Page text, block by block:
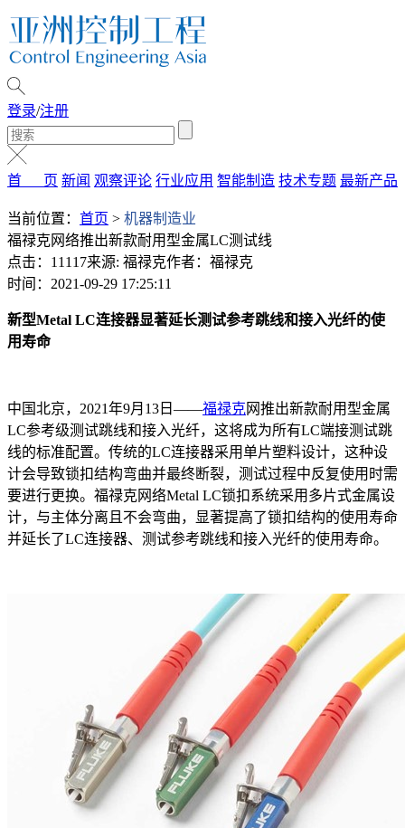
登录/注册
首 页 新闻 观察评论 行业应用 智能制造 技术专题 最新产品
当前位置： 首页 > 机器制造业
福禄克网络推出新款耐用型金属LC测试线
点击：11117来源: 福禄克作者：福禄克
时间：2021-09-29 17:25:11
新型Metal LC连接器显著延长测试参考跳线和接入光纤的使
用寿命
中国北京，2021年9月13日——福禄克网推出新款耐用型金属
LC参考级测试跳线和接入光纤，这将成为所有LC端接测试跳
线的标准配置。传统的LC连接器采用单片塑料设计，这种设
计会导致锁扣结构弯曲并最终断裂，测试过程中反复使用时需
要进行更换。福禄克网络Metal LC锁扣系统采用多片式金属设
计，与主体分离且不会弯曲，显著提高了锁扣结构的使用寿命
并延长了LC连接器、测试参考跳线和接入光纤的使用寿命。